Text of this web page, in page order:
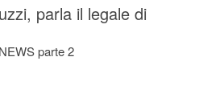
parla il legale di
parte 2